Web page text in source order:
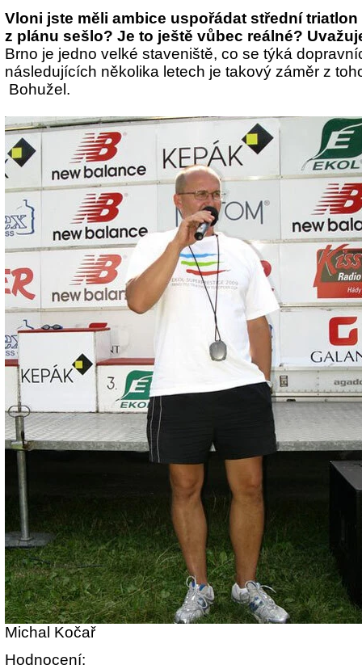
Vloni jste měli ambice uspořádat střední
z plánu sešlo? Je to ještě vůbec reálné?
Brno je jedno velké staveniště, co se týká
následujících několika letech je takový záměr z
Bohužel.
Michal Kočař
Hodnocení: